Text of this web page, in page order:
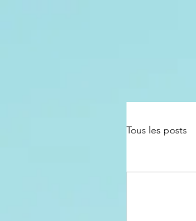
Tous les posts